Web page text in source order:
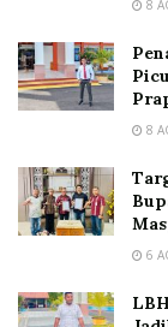
8
8
6